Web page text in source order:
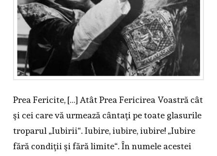
Prea Fericite, […] Atât Prea Fericirea Voastră cât
şi cei care vă urmează cântaţi pe toate glasurile
troparul „Iubirii“. Iubire, iubire, iubire! „Iubire
fără condiţii şi fără limite“. În numele acestei